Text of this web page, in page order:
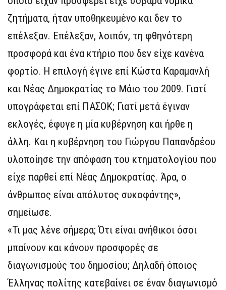
ζητήματα, ήταν υποθηκευμένο και δεν το
επέλεξαν. Επέλεξαν, λοιπόν, τη φθηνότερη
προσφορά και ένα κτήριο που δεν είχε κανένα
φορτίο. Η επιλογή έγινε επί Κώστα Καραμανλή
και Νέας Δημοκρατίας το Μάιο του 2009. Γιατί
υπογράφεται επί ΠΑΣΟΚ; Γιατί μετά έγιναν
εκλογές, έφυγε η μία κυβέρνηση και ήρθε η
άλλη. Και η κυβέρνηση του Γιώργου Παπανδρέου
υλοποίησε την απόφαση του κτηματολογίου που
είχε παρθεί επί Νέας Δημοκρατίας. Άρα, ο
άνθρωπος είναι απόλυτος συκοφάντης»,
σημείωσε.
«Τι μας λένε σήμερα; Ότι είναι ανήθικοι όσοι
μπαίνουν και κάνουν προσφορές σε
διαγωνισμούς του δημοσίου; Δηλαδή όποιος
Έλληνας πολίτης κατεβαίνει σε έναν διαγωνισμό